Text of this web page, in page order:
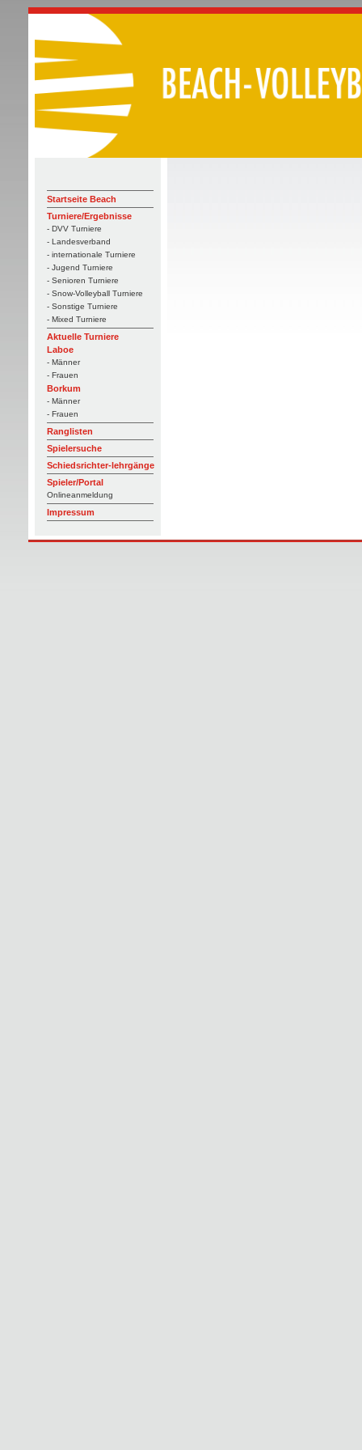
Startseite Beach
Turniere/Ergebnisse
- DVV Turniere
- Landesverband
- internationale Turniere
- Jugend Turniere
- Senioren Turniere
- Snow-Volleyball Turniere
- Sonstige Turniere
- Mixed Turniere
Aktuelle Turniere
Laboe
- Männer
- Frauen
Borkum
- Männer
- Frauen
Ranglisten
Spielersuche
Schiedsrichter-lehrgänge
Spieler/Portal
Onlineanmeldung
Impressum